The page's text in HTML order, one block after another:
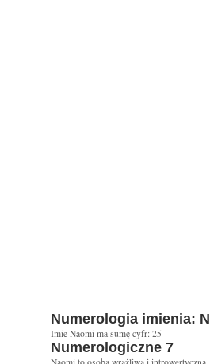
Numerologia imienia:
Imie Naomi ma sumę cyfr: 25
Numerologiczne 7